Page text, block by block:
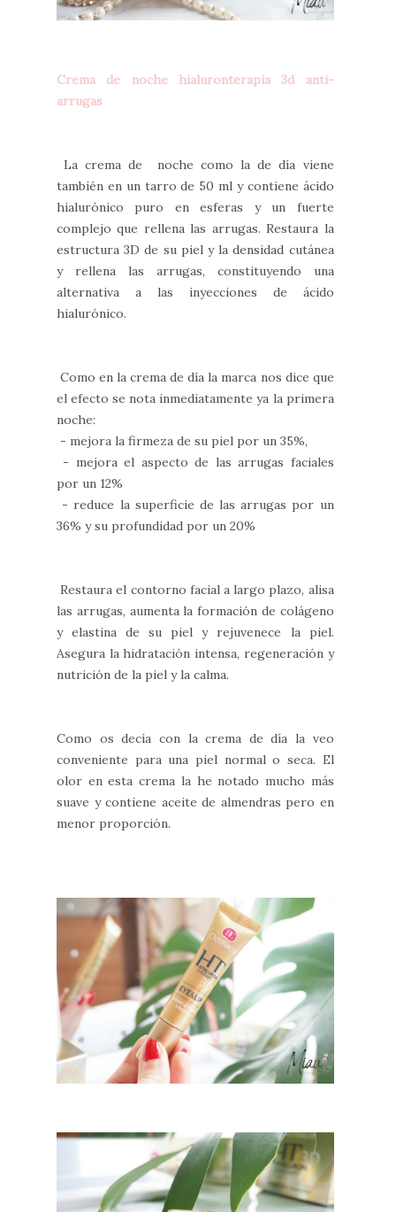
Crema de noche hialuronterapia 3d anti-
arrugas
La crema de noche como la de día viene
también en un tarro de 50 ml y contiene ácido
hialurónico puro en esferas y un fuerte
complejo que rellena las arrugas. Restaura la
estructura 3D de su piel y la densidad cutánea
y rellena las arrugas, constituyendo una
alternativa a las inyecciones de ácido
hialurónico.
Como en la crema de día la marca nos dice que
el efecto se nota inmediatamente ya la primera
noche:
- mejora la firmeza de su piel por un 35%,
- mejora el aspecto de las arrugas faciales
por un 12%
- reduce la superficie de las arrugas por un
36% y su profundidad por un 20%
Restaura el contorno facial a largo plazo, alisa
las arrugas, aumenta la formación de colágeno
y elastina de su piel y rejuvenece la piel.
Asegura la hidratación intensa, regeneración y
nutrición de la piel y la calma.
Como os decía con la crema de día la veo
conveniente para una piel normal o seca. El
olor en esta crema la he notado mucho más
suave y contiene aceite de almendras pero en
menor proporción.